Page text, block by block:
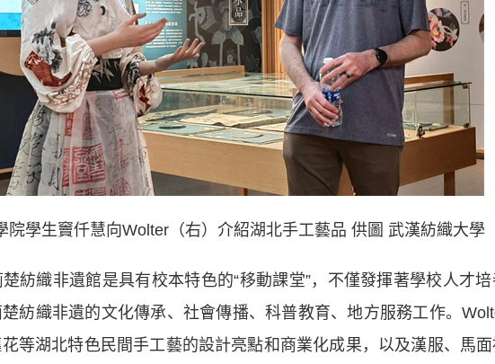
院學生竇仟慧向Wolter（右）介紹湖北手工藝品 供圖 武漢紡織大學
織非遺館是具有校本特色的“移動課堂”，不僅發揮著學校人才培
紡織非遺的文化傳承、社會傳播、科普教育、地方服務工作。
花等湖北特色民間手工藝的設計亮點和商業化成果，以及漢服、馬